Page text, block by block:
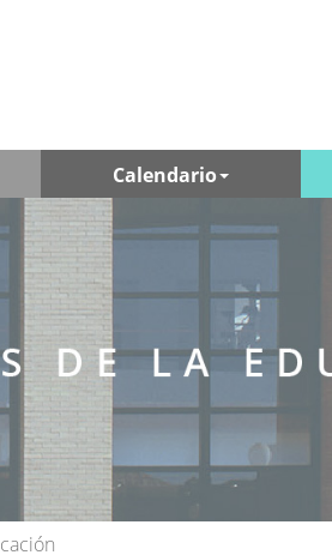
Calendario